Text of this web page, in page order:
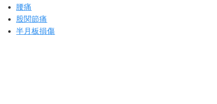
腰痛
股関節痛
半月板損傷